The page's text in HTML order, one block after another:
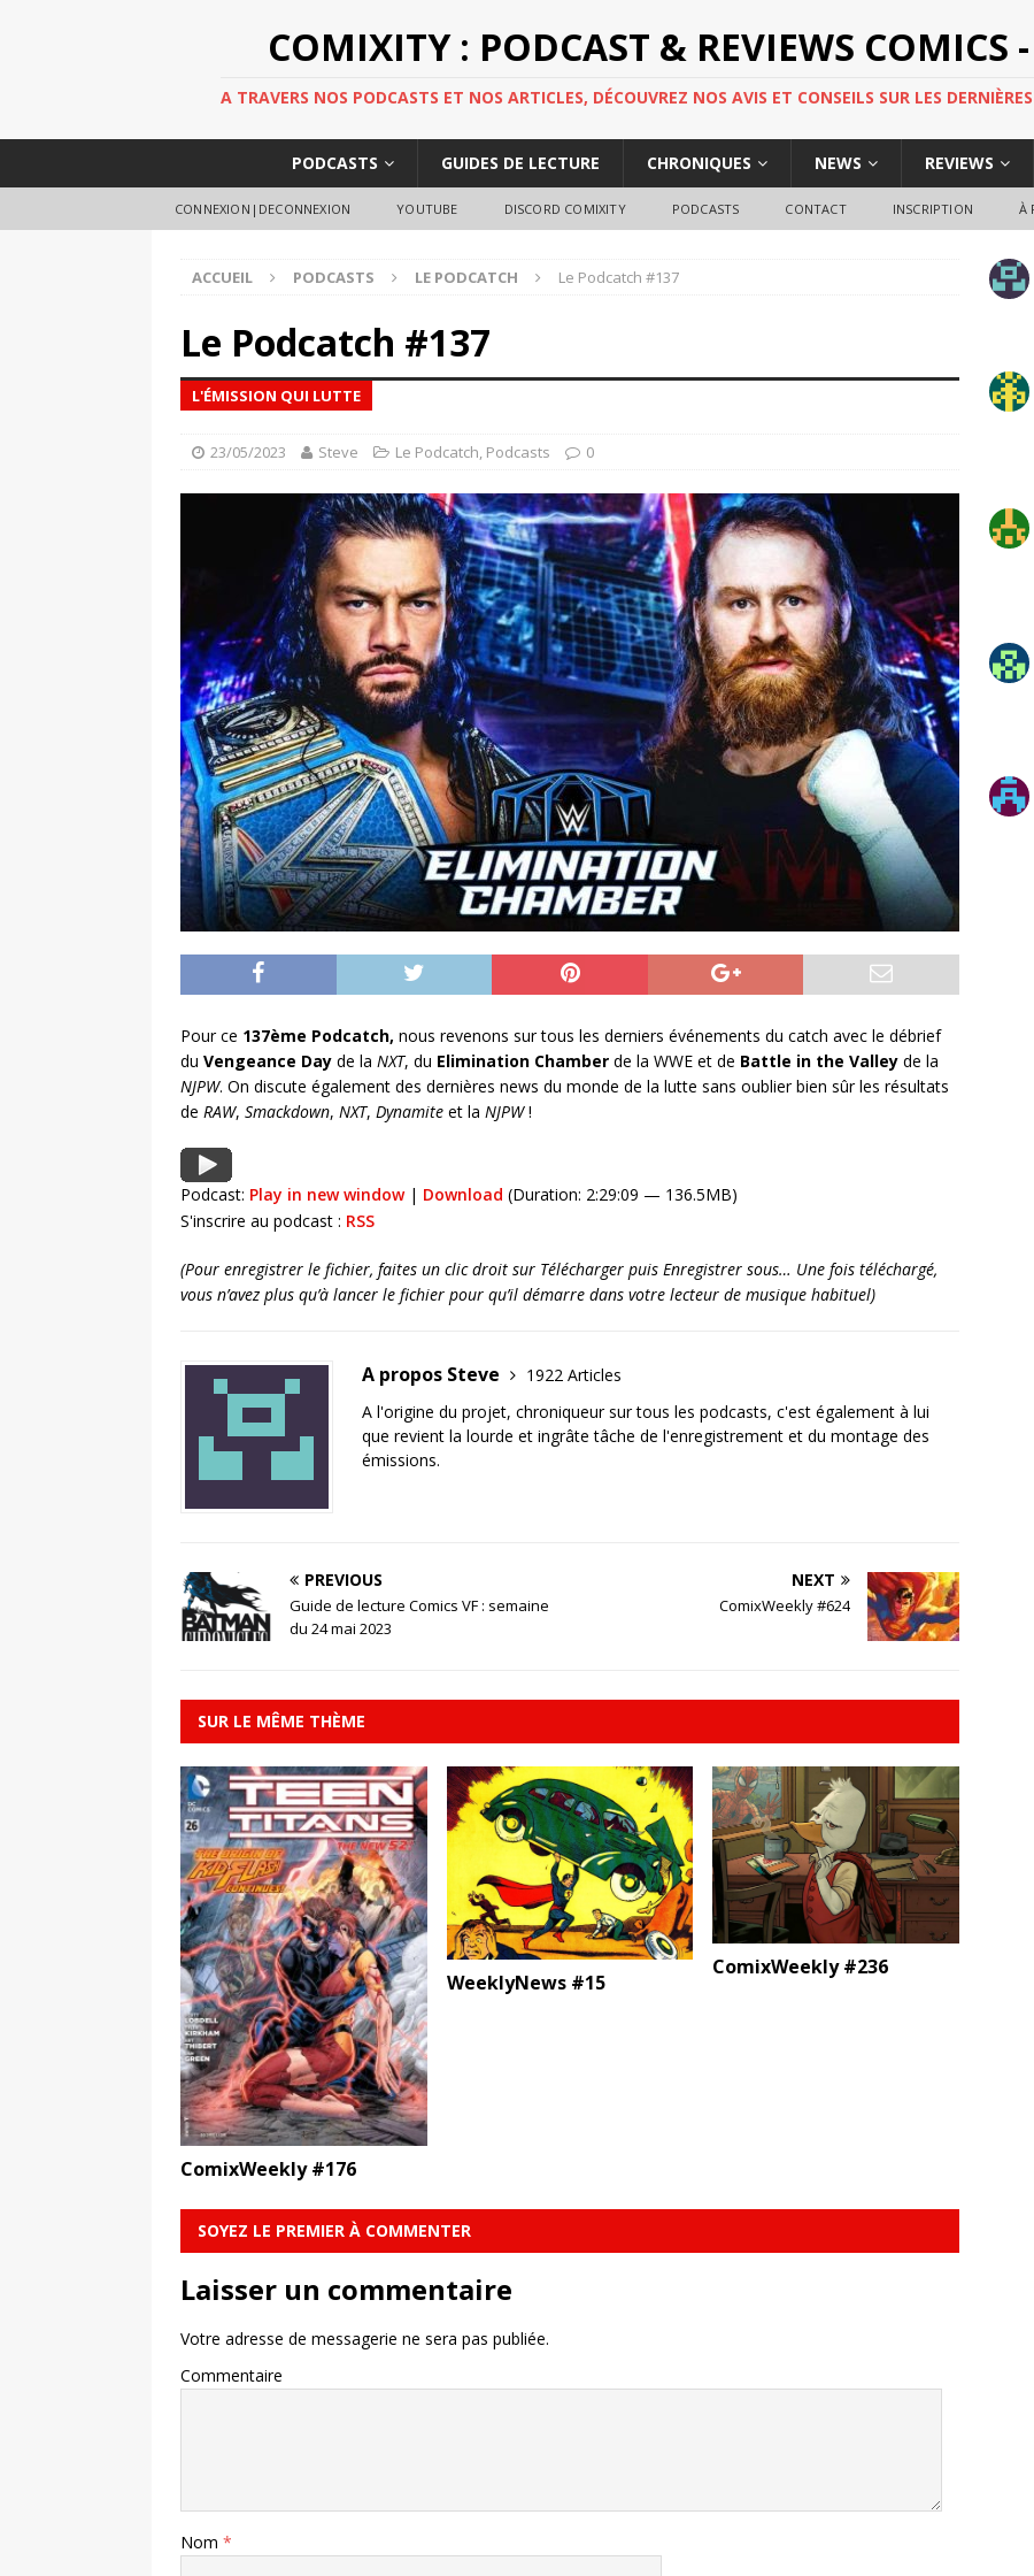
COMIXITY : PODCAST & REVIEWS COMICS
A TRAVERS NOS PODCASTS ET NOS ARTICLES, DÉCOUVREZ NOS AVIS ET CONSEILS SUR LES
PODCASTS GUIDES DE LECTURE CHRONIQUES NEWS REVIEWS
CONNEXION|DECONNEXION YOUTUBE DISCORD COMIXITY PODCASTS CONTACT INSCRIPTION À
ACCUEIL PODCASTS LE PODCATCH Le Podcatch #137
Le Podcatch #137
L'ÉMISSION QUI LUTTE
23/05/2023 Steve Le Podcatch, Podcasts 0
Pour ce 137ème Podcatch, nous revenons sur tous les derniers événements du catch avec le débrief
du Vengeance Day de la NXT, du Elimination Chamber de la WWE et de Battle in the Valley de la
NJPW. On discute également des dernières news du monde de la lutte sans oublier bien sûr les résultats
de RAW, Smackdown, NXT, Dynamite et la NJPW!
Podcast: Play in new window| Download (Duration: 2:29:09 — 136.5MB)
S'inscrire au podcast : RSS
(Pour enregistrer le fichier, faites un clic droit sur Télécharger puis Enregistrer sous… Une fois téléchargé,
vous n’avez plus qu’à lancer le fichier pour qu’il démarre dans votre lecteur de musique habituel)
A propos Steve
1922 Articles
A l'origine du projet, chroniqueur sur tous les podcasts, c'est également à lui
que revient la lourde et ingrâte tâche de l'enregistrement et du montage des
émissions.
PREVIOUS
Guide de lecture Comics VF : semaine
du 24 mai 2023
NEXT
ComixWeekly #624
SUR LE MÊME THÈME
ComixWeekly #176
WeeklyNews #15
ComixWeekly #236
SOYEZ LE PREMIER À COMMENTER
Laisser un commentaire
Votre adresse de messagerie ne sera pas publiée.
Commentaire
Nom *